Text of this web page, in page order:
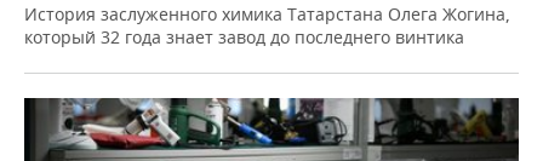
История заслуженного химика Татарстана Олега Жогина,
который 32 года знает завод до последнего винтика